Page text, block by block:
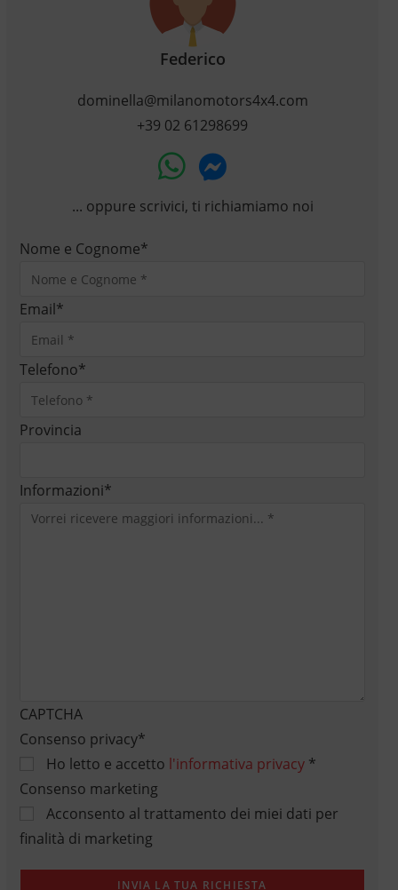
Federico
dominella@milanomotors4x4.com
+39 02 61298699
... oppure scrivici, ti richiamiamo noi
Nome e Cognome*
Email*
Telefono*
Provincia
Informazioni*
CAPTCHA
Consenso privacy*
Ho letto e accetto l'informativa privacy*
Consenso marketing
Acconsento al trattamento dei miei dati per
finalità di marketing